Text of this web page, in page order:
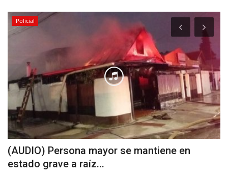
Policial
(AUDIO) Persona mayor se mantiene en
estado grave a raíz...